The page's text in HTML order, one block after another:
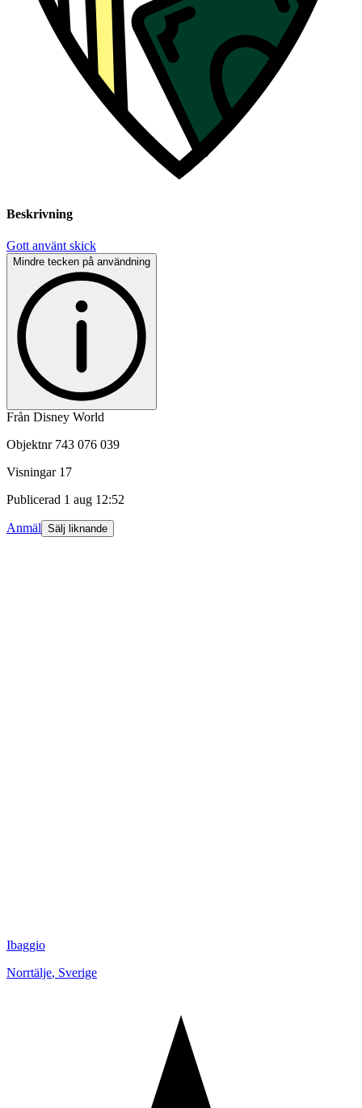
Beskrivning
Gott använt skick
Mindre tecken på användning
Från Disney World
Objektnr 743 076 039
Visningar 17
Publicerad 1 aug 12:52
Anmäl Sälj liknande
Ibaggio
Norrtälje, Sverige